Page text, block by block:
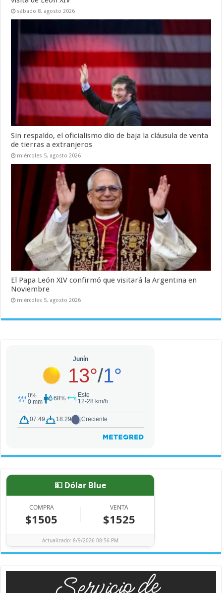
sábado 8, agosto 2026
Sin respaldo, el oficialismo dio de baja la cláusula de venta
de tierras a extranjeros
miércoles 5, agosto 2026
El Papa León XIV confirmó que visitará la Argentina en
Noviembre
miércoles 5, agosto 2026
💵 Dólar Blue
COMPRA
$1505
VENTA
$1525
Actualizado: 8/9/2026 08:56 PM